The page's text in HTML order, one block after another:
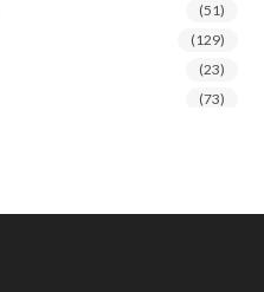
(51)
(129)
(23)
(73)